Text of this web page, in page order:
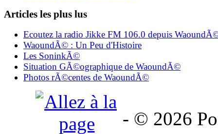
Articles les plus lus
Ecoutez la radio Jikke FM 106.0 depuis
WaoundÃ© : Un Peu d'Histoire
Les SoninkÃ©
Situation GÃ©ographique de WaoundÃ©
Photos rÃ©centes de WaoundÃ©
- © 2026